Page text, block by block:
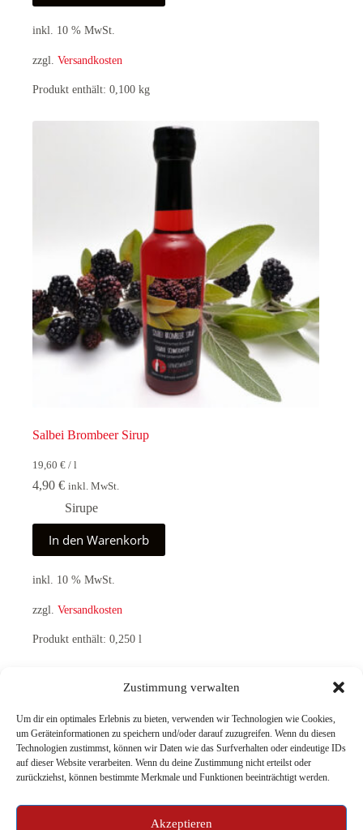
Zustimmung verwalten
Um dir ein optimales Erlebnis zu bieten, verwenden wir Technologien wie Cookies,
um Geräteinformationen zu speichern und/oder darauf zuzugreifen. Wenn du diesen
Technologien zustimmst, können wir Daten wie das Surfverhalten oder eindeutige IDs
auf dieser Website verarbeiten. Wenn du deine Zustimmung nicht erteilst oder
zurückziehst, können bestimmte Merkmale und Funktionen beeinträchtigt werden.
Akzeptieren
inkl. 10 % MwSt.
zzgl. Versandkosten
Produkt enthält: 0,100 kg
Salbei Brombeer Sirup
19,60 € / l
4,90 € inkl. MwSt.
Sirupe
In den Warenkorb
inkl. 10 % MwSt.
zzgl. Versandkosten
Produkt enthält: 0,250 l